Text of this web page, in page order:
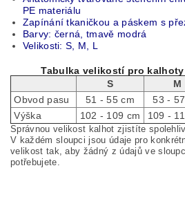
PE materiálu
Zapínání tkaničkou a páskem s
Barvy: černá, tmavě modrá
Velikosti: S, M, L
Tabulka velikostí pro kalhoty
S
M
Obvod pasu
51 - 55 cm 53 -
Výška
102 - 109 cm 109 -
Správnou velikost kalhot zjistíte
V každém sloupci jsou údaje pro
velikost tak, aby žádný z údajů ve
potřebujete.